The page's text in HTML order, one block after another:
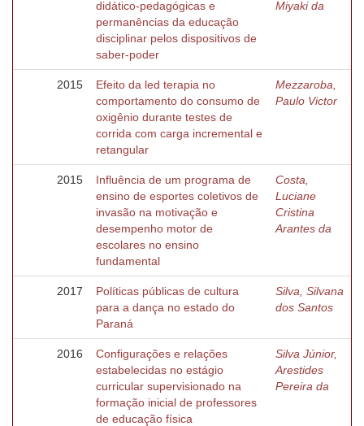
didático-pedagógicas e
permanências da educação
disciplinar pelos dispositivos de
saber-poder
Miyaki da
2015
Efeito da led terapia no
comportamento do consumo de
oxigênio durante testes de
corrida com carga incremental e
retangular
Mezzaroba,
Paulo Victor
2015
Influência de um programa de
ensino de esportes coletivos de
invasão na motivação e
desempenho motor de
escolares no ensino
fundamental
Costa,
Luciane
Cristina
Arantes da
2017
Políticas públicas de cultura
para a dança no estado do
Paraná
Silva, Silvana
dos Santos
2016
Configurações e relações
estabelecidas no estágio
curricular supervisionado na
formação inicial de professores
de educação física
Silva Júnior,
Arestides
Pereira da